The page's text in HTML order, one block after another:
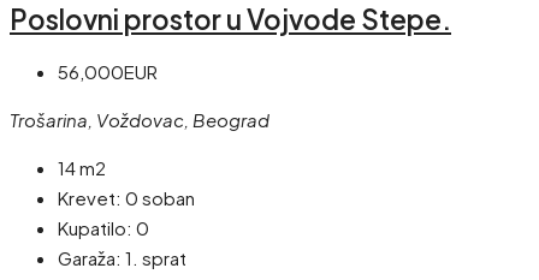
Poslovni prostor u Vojvode Stepe.
56,000EUR
Trošarina, Voždovac, Beograd
14 m2
Krevet: 0 soban
Kupatilo: 0
Garaža: 1. sprat